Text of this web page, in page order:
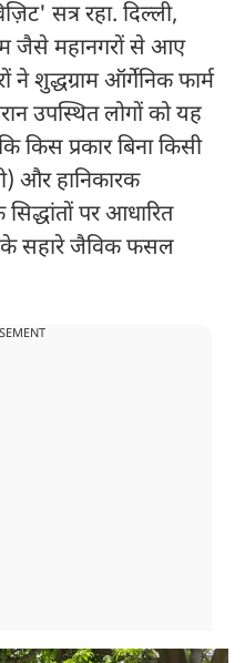
सत्र रहा. दिल्ली,
जैसे महानगरों से आए
ने शुद्धग्राम ऑर्गेनिक फार्म
उपस्थित लोगों को यह
किस प्रकार बिना किसी
और हानिकारक
पर आधारित
सहारे जैविक फसल